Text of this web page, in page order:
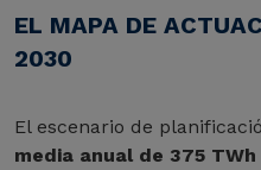
EL MAPA DE
2030
El escenario de
media anual de 375 TWh